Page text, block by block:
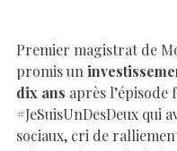
Premier magistrat de
promis un
dix ans après
#JeSuisUnDesDeux qui
sociaux, cri de